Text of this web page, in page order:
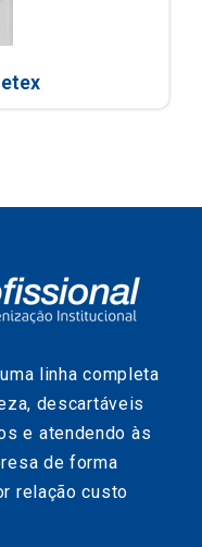
linha completa
descartáveis
e atendendo às
de forma
relação custo